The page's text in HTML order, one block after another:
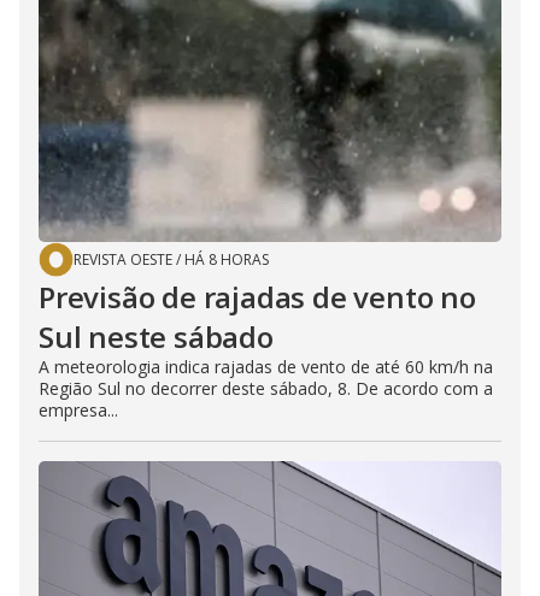
REVISTA OESTE/ HÁ 8 HORAS
Previsão de rajadas de vento no
Sul neste sábado
A meteorologia indica rajadas de vento de até 60 km/h na
Região Sul no decorrer deste sábado, 8. De acordo com a
empresa...